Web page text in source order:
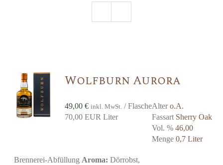
Wolfburn Aurora
49,00€ inkl. MwSt. / Flasche
70,00 EUR Liter
Altero.A.
Fassart Sherry Oak
Vol. %46,00
Menge0,7 Liter
Brennerei-Abfüllung Aroma: Dörrobst,